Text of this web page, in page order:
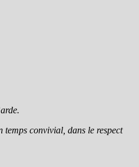
temps convivial, dans le respect